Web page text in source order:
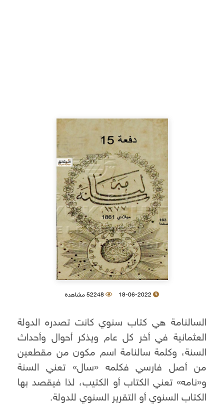
18-06-2022 52248 مشاهدة
السالنامة هي كتاب سنوي كانت تصدره الدولة
العثمانية في أخر كل عام ويذكر أحوال وأحداث
السنة، وكلمة سالنامة اسم مكون من مقطعين
من أصل فارسي فكلمه «سال» تعني السنة
و«نامه» تعني الكتاب أو الكتيب، لذا فيقصد بها
الكتاب السنوي أو التقرير السنوي للدولة.